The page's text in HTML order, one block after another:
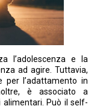
l’adolescenza e la
ad agire. Tuttavia,
per l’adattamento in
è associato a
Può il self-